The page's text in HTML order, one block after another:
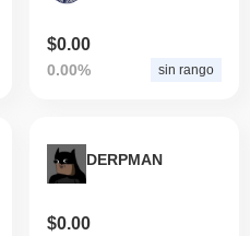
$0.00
0.00% sin rango
DERPMAN
$0.00